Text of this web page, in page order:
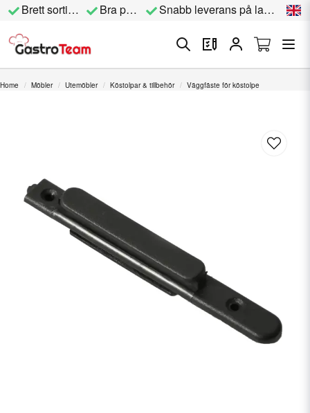
Brett sortiment Bra priser Snabb leverans på lagervara
Home Möbler Utemöbler Köstolpar & tillbehör Väggfäste för köstolpe